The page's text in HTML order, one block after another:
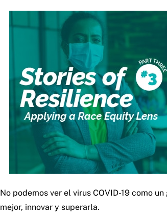
No podemos ver el virus COVID-19 como
mejor, innovar y superarla.